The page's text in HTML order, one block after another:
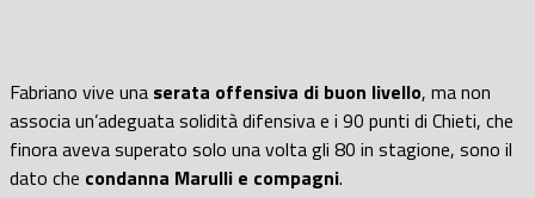
Fabriano vive una serata offensiva di buon livello, ma non
associa un’adeguata solidità difensiva e i 90 punti di Chieti, che
finora aveva superato solo una volta gli 80 in stagione, sono il
dato che condanna Marulli e compagni.